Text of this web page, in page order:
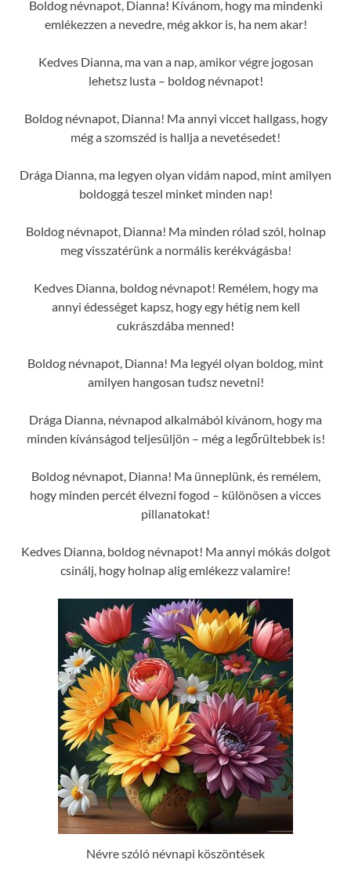
Boldog névnapot, Dianna! Kívánom, hogy ma mindenki
emlékezzen a nevedre, még akkor is, ha nem akar!
Kedves Dianna, ma van a nap, amikor végre jogosan
lehetsz lusta – boldog névnapot!
Boldog névnapot, Dianna! Ma annyi viccet hallgass, hogy
még a szomszéd is hallja a nevetésedet!
Drága Dianna, ma legyen olyan vidám napod, mint amilyen
boldoggá teszel minket minden nap!
Boldog névnapot, Dianna! Ma minden rólad szól, holnap
meg visszatérünk a normális kerékvágásba!
Kedves Dianna, boldog névnapot! Remélem, hogy ma
annyi édességet kapsz, hogy egy hétig nem kell
cukrászdába menned!
Boldog névnapot, Dianna! Ma legyél olyan boldog, mint
amilyen hangosan tudsz nevetni!
Drága Dianna, névnapod alkalmából kívánom, hogy ma
minden kívánságod teljesüljön – még a legőrültebbek is!
Boldog névnapot, Dianna! Ma ünneplünk, és remélem,
hogy minden percét élvezni fogod – különösen a vicces
pillanatokat!
Kedves Dianna, boldog névnapot! Ma annyi mókás dolgot
csinálj, hogy holnap alig emlékezz valamire!
Névre szóló névnapi köszöntések